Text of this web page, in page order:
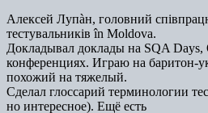
Алексей Лупàн, головний
тестувальників în Moldova.
Докладывал доклады на SQA Days,
конференциях. Играю на баритон-
похожий на тяжелый.
Сделал глоссарий терминологии
но интересное). Ещё есть